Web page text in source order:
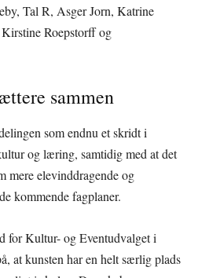
Tal R, Asger Jorn, Katrine
Roepstorff og
sammen
som endnu et skridt i
og læring, samtidig med at det
mere elevinddragende og
kommende fagplaner.
for Kultur- og Eventudvalget i
at kunsten har en helt særlig plads